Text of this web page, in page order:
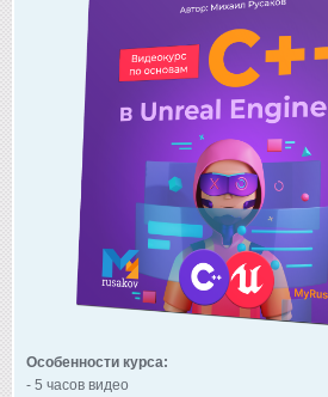
Особенности курса:
- 5 часов видео